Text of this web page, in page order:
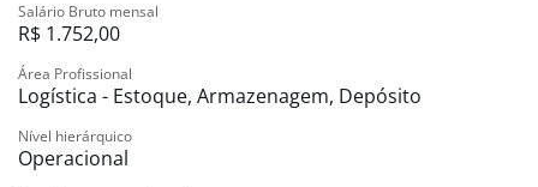
Salário Bruto mensal
R$ 1.752,00
Área Profissional
Logística - Estoque, Armazenagem, Depósito
Nível hierárquico
Operacional